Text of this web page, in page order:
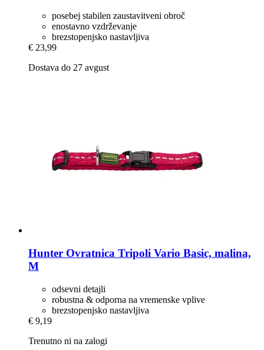
posebej stabilen zaustavitveni obroč
enostavno vzdrževanje
brezstopenjsko nastavljiva
€ 23,99
Dostava do 27 avgust
Hunter Ovratnica Tripoli Vario Basic, malina,
M
odsevni detajli
robustna & odporna na vremenske vplive
brezstopenjsko nastavljiva
€ 9,19
Trenutno ni na zalogi